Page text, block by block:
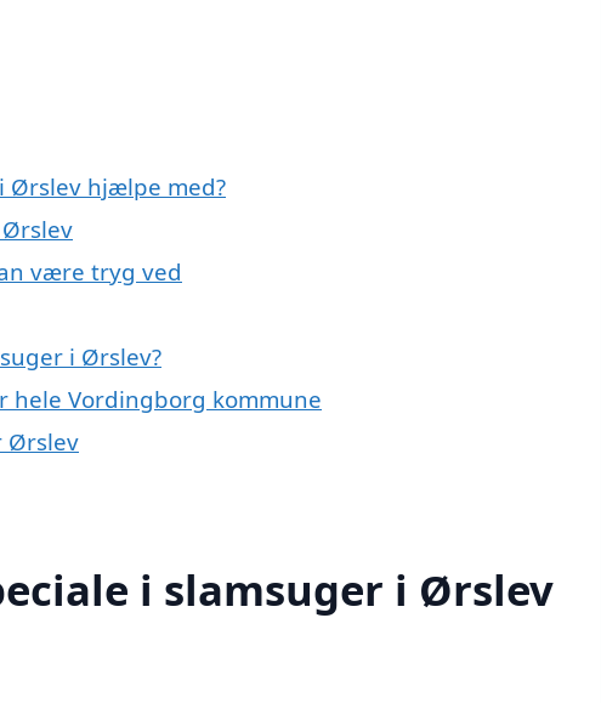
Ørslev hjælpe med?
være tryg ved
i Ørslev?
hele Vordingborg kommune
Ørslev
i slamsuger i Ørslev